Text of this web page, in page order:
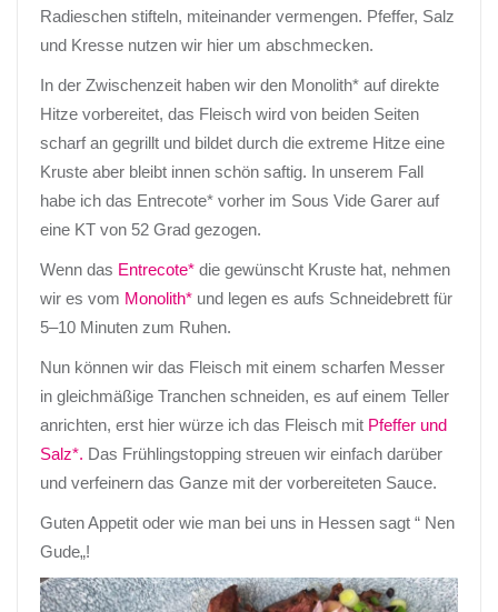
Radieschen stifteln, miteinander vermengen. Pfeffer, Salz
und Kresse nutzen wir hier um abschmecken.
In der Zwischenzeit haben wir den Monolith* auf direkte
Hitze vorbereitet, das Fleisch wird von beiden Seiten
scharf an gegrillt und bildet durch die extreme Hitze eine
Kruste aber bleibt innen schön saftig. In unserem Fall
habe ich das Entrecote* vorher im Sous Vide Garer auf
eine KT von 52 Grad gezogen.
Wenn das Entrecote* die gewünscht Kruste hat, nehmen
wir es vom Monolith* und legen es aufs Schneidebrett für
5–10 Minuten zum Ruhen.
Nun können wir das Fleisch mit einem scharfen Messer
in gleichmäßige Tranchen schneiden, es auf einem Teller
anrichten, erst hier würze ich das Fleisch mit Pfeffer und
Salz*. Das Frühlingstopping streuen wir einfach darüber
und verfeinern das Ganze mit der vorbereiteten Sauce.
Guten Appetit oder wie man bei uns in Hessen sagt “ Nen
Gude„!